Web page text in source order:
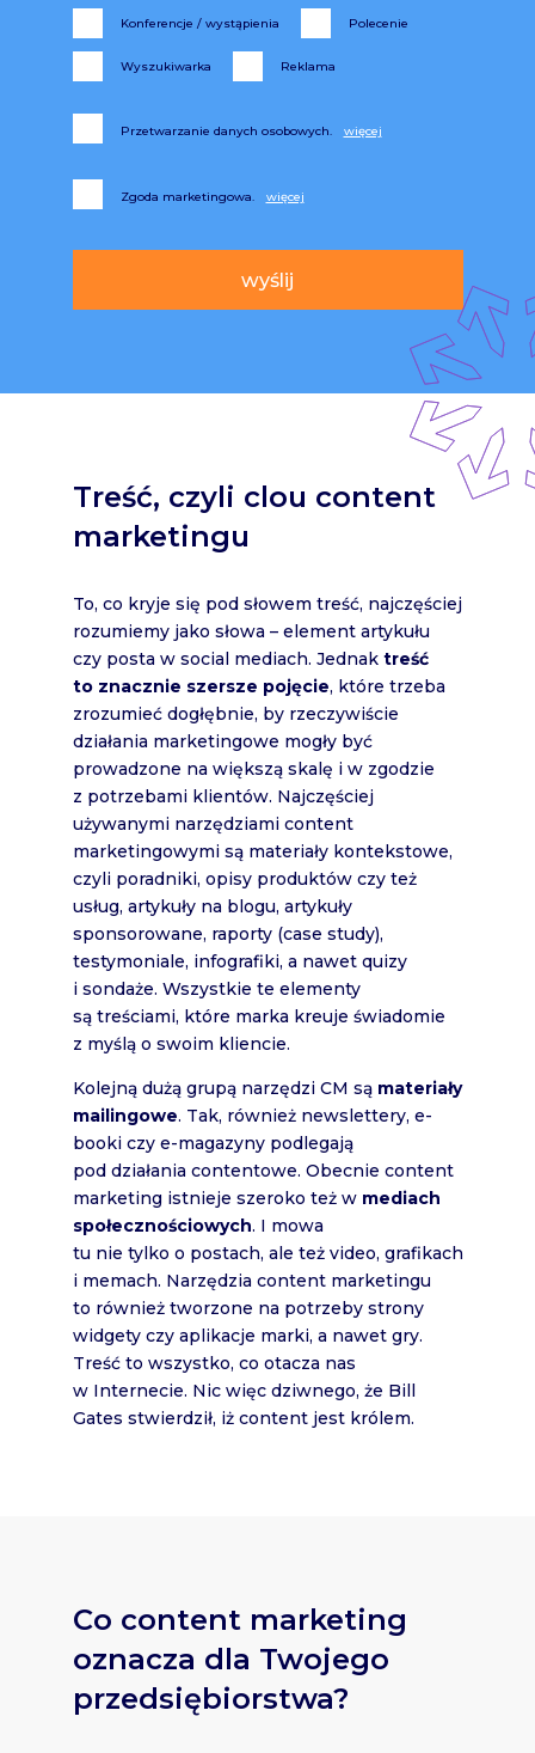
Konferencje / wystąpienia Polecenie
Wyszukiwarka Reklama
Przetwarzanie danych osobowych.
Zgoda marketingowa.
Treść, czyli clou content
marketingu
To, co kryje się pod słowem treść, najczęściej
rozumiemy jako słowa – element artykułu
czy posta w social mediach. Jednak treść
to znacznie szersze pojęcie, które trzeba
zrozumieć dogłębnie, by rzeczywiście
działania marketingowe mogły być
prowadzone na większą skalę i w zgodzie
z potrzebami klientów. Najczęściej
używanymi narzędziami content
marketingowymi są materiały kontekstowe,
czyli poradniki, opisy produktów czy też
usług, artykuły na blogu, artykuły
sponsorowane, raporty (case study),
testymoniale, infografiki, a nawet quizy
i sondaże. Wszystkie te elementy
są treściami, które marka kreuje świadomie
z myślą o swoim kliencie.
Kolejną dużą grupą narzędzi CM są materiały
mailingowe. Tak, również newslettery, e-
booki czy e-magazyny podlegają
pod działania contentowe. Obecnie content
marketing istnieje szeroko też w mediach
społecznościowych. I mowa
tu nie tylko o postach, ale też video, grafikach
i memach. Narzędzia content marketingu
to również tworzone na potrzeby strony
widgety czy aplikacje marki, a nawet gry.
Treść to wszystko, co otacza nas
w Internecie. Nic więc dziwnego, że Bill
Gates stwierdził, iż content jest królem.
Co content marketing
oznacza dla Twojego
przedsiębiorstwa?